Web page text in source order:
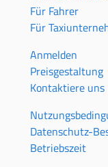
Für Fahrer
Für
Anmelden
Preisgestaltung
Kontaktiere uns
Datenschutz-
Betriebszeit